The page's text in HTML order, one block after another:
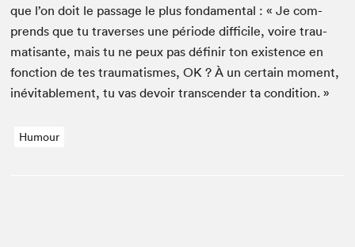
que l’on doit le pas­sage le plus fon­da­men­tal : « Je com­
prends que tu tra­vers­es une péri­ode dif­fi­cile, voire trau­
ma­ti­sante, mais tu ne peux pas définir ton exis­tence en
fonc­tion de tes trau­ma­tismes,OK ? À un cer­tain moment,
inévitable­ment, tu vas devoir tran­scen­der ta condition. »
Humour